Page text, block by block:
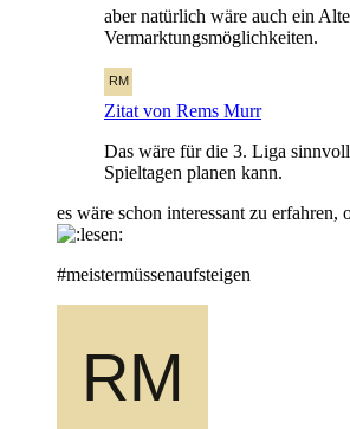
aber natürlich wäre auch ein
Vermarktungsmöglichkeiten.
Zitat von Rems Murr
Das wäre für die 3. Liga
Spieltagen planen kann.
es wäre schon interessant zu
#meistermüssenaufsteigen